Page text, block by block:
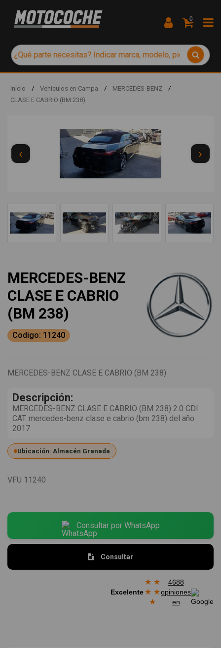
0
Inicio / Vehículos en Campa / MERCEDES-BENZ
/
CLASE E CABRIO (BM 238)
‹ ›
MERCEDES-BENZ
CLASE E CABRIO
(BM 238)
Codigo: 11240
MERCEDES-BENZ CLASE E CABRIO (BM 238)
Descripción:
MERCEDES-BENZ CLASE E CABRIO (BM 238) 2.0 CDI
CAT. mercedes-benz clase e cabrio (bm 238) del año
2017
Ubicación: Almacén Granada
VFU 11240
Consultar por WhatsApp
Consultar
Excelente
★ ★
★ ★
★
4688
opiniones
en